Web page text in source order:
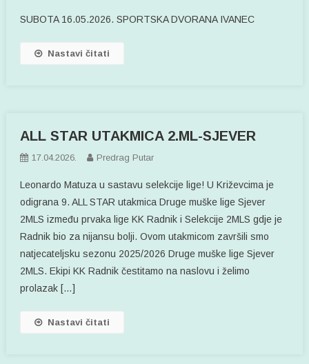
SUBOTA 16.05.2026. SPORTSKA DVORANA IVANEC
Nastavi čitati
ALL STAR UTAKMICA 2.ML-SJEVER
17.04.2026. Predrag Putar
Leonardo Matuza u sastavu selekcije lige! U Križevcima je
odigrana 9. ALL STAR utakmica Druge muške lige Sjever
2MLS između prvaka lige KK Radnik i Selekcije 2MLS gdje je
Radnik bio za nijansu bolji. Ovom utakmicom završili smo
natjecateljsku sezonu 2025/2026 Druge muške lige Sjever
2MLS. Ekipi KK Radnik čestitamo na naslovu i želimo
prolazak […]
Nastavi čitati